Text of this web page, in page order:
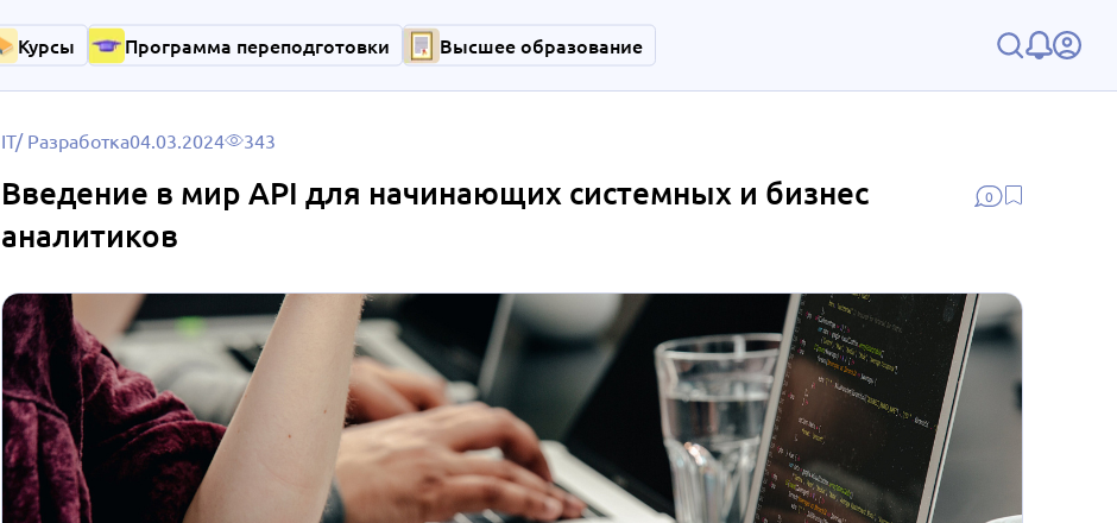
Курсы Программа переподготовки Высшее образование
0
IT/ Разработка04.03.2024 343
Введение в мир API для начинающих системных и бизнес
аналитиков